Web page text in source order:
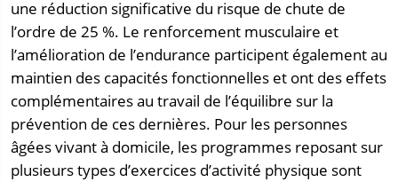
une réduction significative du risque de chute de
l’ordre de 25 %. Le renforcement musculaire et
l’amélioration de l’endurance participent également au
maintien des capacités fonctionnelles et ont des effets
complémentaires au travail de l’équilibre sur la
prévention de ces dernières. Pour les personnes
âgées vivant à domicile, les programmes reposant sur
plusieurs types d’exercices d’activité physique sont